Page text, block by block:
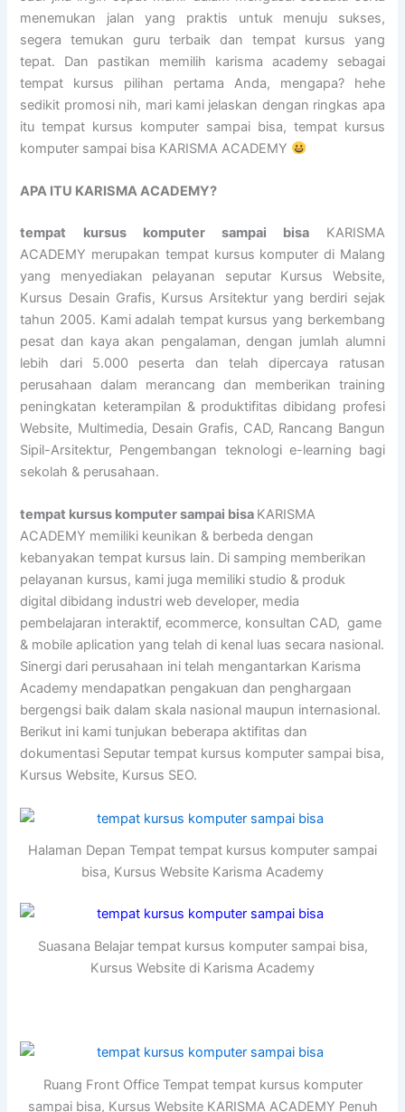
menemukan jalan yang praktis untuk menuju sukses,
segera temukan guru terbaik dan tempat kursus yang
tepat. Dan pastikan memilih karisma academy sebagai
tempat kursus pilihan pertama Anda, mengapa? hehe
sedikit promosi nih, mari kami jelaskan dengan ringkas apa
itu tempat kursus komputer sampai bisa, tempat kursus
komputer sampai bisa KARISMA ACADEMY
APA ITU KARISMA ACADEMY?
tempat kursus komputer sampai bisa KARISMA
ACADEMY merupakan tempat kursus komputer di Malang
yang menyediakan pelayanan seputar Kursus Website,
Kursus Desain Grafis, Kursus Arsitektur yang berdiri sejak
tahun 2005. Kami adalah tempat kursus yang berkembang
pesat dan kaya akan pengalaman, dengan jumlah alumni
lebih dari 5.000 peserta dan telah dipercaya ratusan
perusahaan dalam merancang dan memberikan training
peningkatan keterampilan & produktifitas dibidang profesi
Website, Multimedia, Desain Grafis, CAD, Rancang Bangun
Sipil-Arsitektur, Pengembangan teknologi e-learning bagi
sekolah & perusahaan.
tempat kursus komputer sampai bisa KARISMA
ACADEMY memiliki keunikan & berbeda dengan
kebanyakan tempat kursus lain. Di samping memberikan
pelayanan kursus, kami juga memiliki studio & produk
digital dibidang industri web developer, media
pembelajaran interaktif, ecommerce, konsultan CAD, game
& mobile aplication yang telah di kenal luas secara nasional.
Sinergi dari perusahaan ini telah mengantarkan Karisma
Academy mendapatkan pengakuan dan penghargaan
bergengsi baik dalam skala nasional maupun internasional.
Berikut ini kami tunjukan beberapa aktifitas dan
dokumentasi Seputar tempat kursus komputer sampai bisa,
Kursus Website, Kursus SEO.
Halaman Depan Tempat tempat kursus komputer sampai
bisa, Kursus Website Karisma Academy
Suasana Belajar tempat kursus komputer sampai bisa,
Kursus Website di Karisma Academy
Ruang Front Office Tempat tempat kursus komputer
sampai bisa, Kursus Website KARISMA ACADEMY Penuh